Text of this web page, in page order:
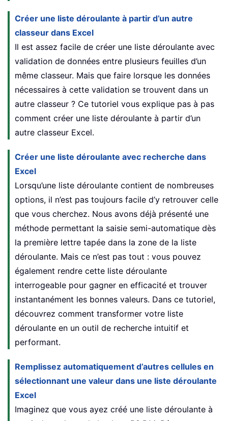
Créer une liste déroulante à partir d’un autre
classeur dans Excel
Il est assez facile de créer une liste déroulante avec
validation de données entre plusieurs feuilles d’un
même classeur. Mais que faire lorsque les données
nécessaires à cette validation se trouvent dans un
autre classeur ? Ce tutoriel vous explique pas à pas
comment créer une liste déroulante à partir d’un
autre classeur Excel.
Créer une liste déroulante avec recherche dans
Excel
Lorsqu’une liste déroulante contient de nombreuses
options, il n’est pas toujours facile d’y retrouver celle
que vous cherchez. Nous avons déjà présenté une
méthode permettant la saisie semi-automatique dès
la première lettre tapée dans la zone de la liste
déroulante. Mais ce n’est pas tout : vous pouvez
également rendre cette liste déroulante
interrogeable pour gagner en efficacité et trouver
instantanément les bonnes valeurs. Dans ce tutoriel,
découvrez comment transformer votre liste
déroulante en un outil de recherche intuitif et
performant.
Remplissez automatiquement d’autres cellules en
sélectionnant une valeur dans une liste déroulante
Excel
Imaginez que vous ayez créé une liste déroulante à